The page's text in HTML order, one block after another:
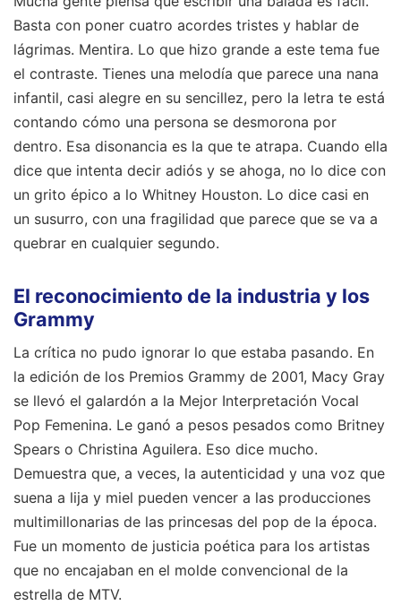
Basta con poner cuatro acordes tristes y hablar de
lágrimas. Mentira. Lo que hizo grande a este tema fue
el contraste. Tienes una melodía que parece una nana
infantil, casi alegre en su sencillez, pero la letra te está
contando cómo una persona se desmorona por
dentro. Esa disonancia es la que te atrapa. Cuando ella
dice que intenta decir adiós y se ahoga, no lo dice con
un grito épico a lo Whitney Houston. Lo dice casi en
un susurro, con una fragilidad que parece que se va a
quebrar en cualquier segundo.
El reconocimiento de la industria y los
Grammy
La crítica no pudo ignorar lo que estaba pasando. En
la edición de los Premios Grammy de 2001, Macy Gray
se llevó el galardón a la Mejor Interpretación Vocal
Pop Femenina. Le ganó a pesos pesados como Britney
Spears o Christina Aguilera. Eso dice mucho.
Demuestra que, a veces, la autenticidad y una voz que
suena a lija y miel pueden vencer a las producciones
multimillonarias de las princesas del pop de la época.
Fue un momento de justicia poética para los artistas
que no encajaban en el molde convencional de la
estrella de MTV.